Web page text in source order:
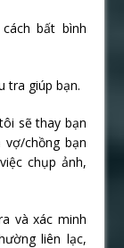
bất bình
tra giúp bạn.
sẽ thay bạn
chồng bạn
chụp ảnh,
và xác minh
liên lạc,